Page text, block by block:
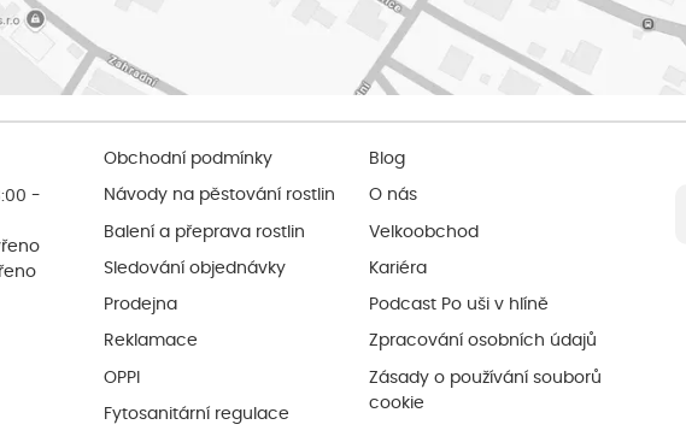
-
Obchodní podmínky
Návody na pěstování rostlin
Balení a přeprava rostlin
Sledování objednávky
Prodejna
Reklamace
OPPI
Fytosanitární regulace
Blog
O nás
Velkoobchod
Kariéra
Podcast Po uši v hlíně
Zpracování osobních údajů
Zásady o používání souborů
cookie